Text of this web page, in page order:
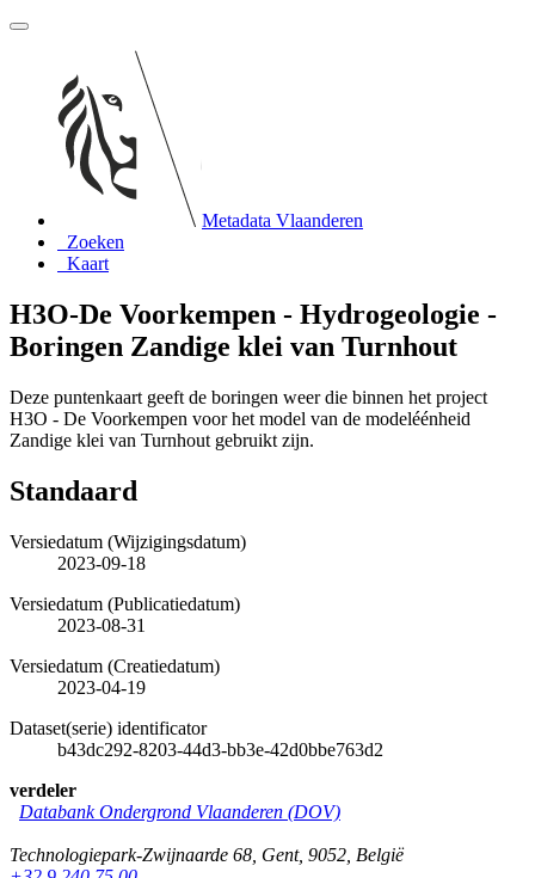
Metadata Vlaanderen
Zoeken
Kaart
H3O-De Voorkempen - Hydrogeologie -
Boringen Zandige klei van Turnhout
Deze puntenkaart geeft de boringen weer die binnen het project
H3O - De Voorkempen voor het model van de modeléénheid
Zandige klei van Turnhout gebruikt zijn.
Standaard
Versiedatum (Wijzigingsdatum)
2023-09-18
Versiedatum (Publicatiedatum)
2023-08-31
Versiedatum (Creatiedatum)
2023-04-19
Dataset(serie) identificator
b43dc292-8203-44d3-bb3e-42d0bbe763d2
verdeler
Databank Ondergrond Vlaanderen (DOV)
Technologiepark-Zwijnaarde 68 Gent, 9052 België